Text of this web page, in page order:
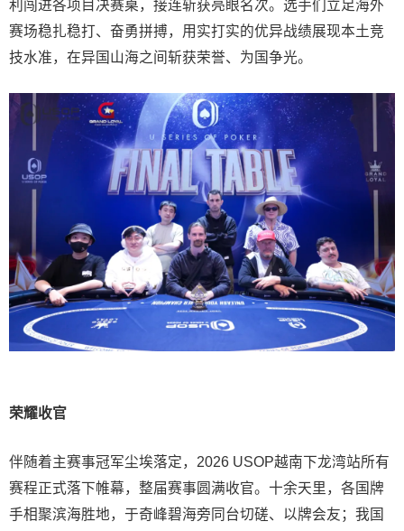
利闯进各项目决赛桌，接连斩获亮眼名次。选手们立足海外
赛场稳扎稳打、奋勇拼搏，用实打实的优异战绩展现本土竞
技水准，在异国山海之间斩获荣誉、为国争光。
荣耀收官
伴随着主赛事冠军尘埃落定，2026 USOP越南下龙湾站所有
赛程正式落下帷幕，整届赛事圆满收官。十余天里，各国牌
手相聚滨海胜地，于奇峰碧海旁同台切磋、以牌会友；我国